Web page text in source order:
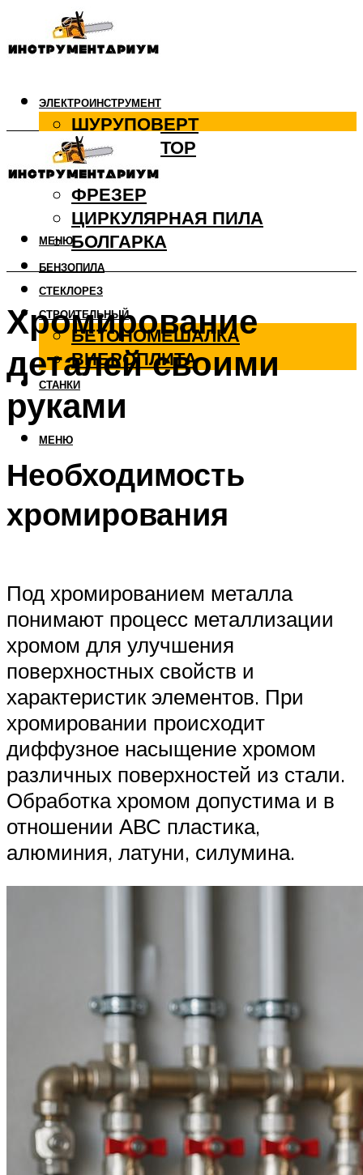
ЭЛЕКТРОИНСТРУМЕНТ
ШУРУПОВЕРТ
ПЕРФОРАТОР
ДРЕЛЬ
ФРЕЗЕР
ЦИРКУЛЯРНАЯ ПИЛА
БОЛГАРКА
БЕНЗОПИЛА
СТЕКЛОРЕЗ
СТРОИТЕЛЬНЫЙ
БЕТОНОМЕШАЛКА
ВИБРОПЛИТА
СТАНКИ
МЕНЮ
МЕНЮ
Хромирование
деталей своими
руками
Необходимость
хромирования
Под хромированием металла
понимают процесс металлизации
хромом для улучшения
поверхностных свойств и
характеристик элементов. При
хромировании происходит
диффузное насыщение хромом
различных поверхностей из стали.
Обработка хромом допустима и в
отношении АВС пластика,
алюминия, латуни, силумина.